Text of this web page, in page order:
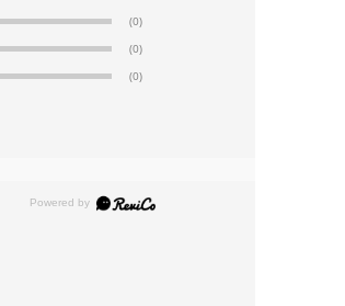
(0)
(0)
(0)